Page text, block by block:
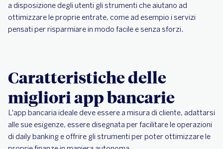
a disposizione degli utenti gli strumenti che aiutano ad
ottimizzare le proprie entrate, come ad esempio i servizi
pensati per risparmiare in modo facile e senza sforzi.
Caratteristiche delle
migliori app bancarie
L'app bancaria ideale deve essere a misura di cliente, adattarsi
alle sue esigenze, essere disegnata per facilitare le operazioni
di daily banking e offrire gli strumenti per poter ottimizzare le